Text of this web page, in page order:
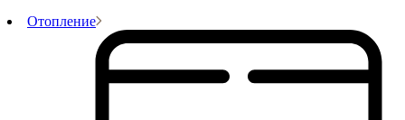
Отопление